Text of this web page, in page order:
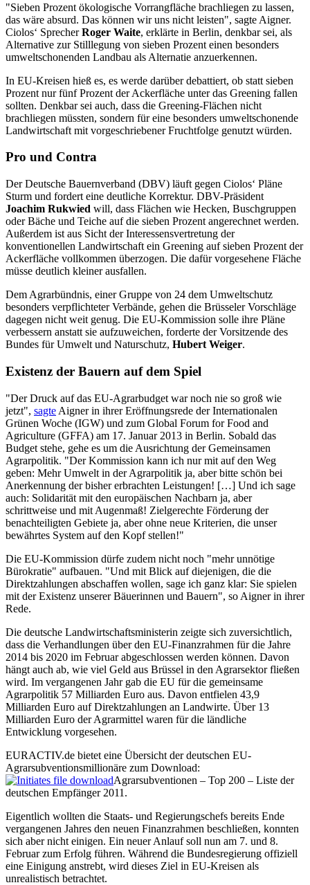
"Sieben Prozent ökologische Vorrangfläche brachliegen zu lassen,
das wäre absurd. Das können wir uns nicht leisten", sagte Aigner.
Ciolos‘ SprecherRoger Waite, erklärte in Berlin, denkbar sei, als
Alternative zur Stilllegung von sieben Prozent einen besonders
umweltschonenden Landbau als Alternatie anzuerkennen.
In EU-Kreisen hieß es, es werde darüber debattiert, ob statt sieben
Prozent nur fünf Prozent der Ackerfläche unter das Greening fallen
sollten. Denkbar sei auch, dass die Greening-Flächen nicht
brachliegen müssten, sondern für eine besonders umweltschonende
Landwirtschaft mit vorgeschriebener Fruchtfolge genutzt würden.
Pro und Contra
Der Deutsche Bauernverband (DBV) läuft gegen Ciolos‘ Pläne
Sturm und fordert eine deutliche Korrektur. DBV-Präsident
Joachim Rukwied will, dass Flächen wie Hecken, Buschgruppen
oder Bäche und Teiche auf die sieben Prozent angerechnet werden.
Außerdem ist aus Sicht der Interessensvertretung der
konventionellen Landwirtschaft ein Greening auf sieben Prozent der
Ackerfläche vollkommen überzogen. Die dafür vorgesehene Fläche
müsse deutlich kleiner ausfallen.
Dem Agrarbündnis, einer Gruppe von 24 dem Umweltschutz
besonders verpflichteter Verbände, gehen die Brüsseler Vorschläge
dagegen nicht weit genug. Die EU-Kommission solle ihre Pläne
verbessern anstatt sie aufzuweichen, forderte der Vorsitzende des
Bundes für Umwelt und Naturschutz, Hubert Weiger.
Existenz der Bauern auf dem Spiel
"Der Druck auf das EU-Agrarbudget war noch nie so groß wie
jetzt", sagte Aigner in ihrer Eröffnungsrede der Internationalen
Grünen Woche (IGW) und zum Global Forum for Food and
Agriculture (GFFA) am 17. Januar 2013 in Berlin. Sobald das
Budget stehe, gehe es um die Ausrichtung der Gemeinsamen
Agrarpolitik. "Der Kommission kann ich nur mit auf den Weg
geben: Mehr Umwelt in der Agrarpolitik ja, aber bitte schön bei
Anerkennung der bisher erbrachten Leistungen! […] Und ich sage
auch: Solidarität mit den europäischen Nachbarn ja, aber
schrittweise und mit Augenmaß! Zielgerechte Förderung der
benachteiligten Gebiete ja, aber ohne neue Kriterien, die unser
bewährtes System auf den Kopf stellen!"
Die EU-Kommission dürfe zudem nicht noch "mehr unnötige
Bürokratie" aufbauen. "Und mit Blick auf diejenigen, die die
Direktzahlungen abschaffen wollen, sage ich ganz klar: Sie spielen
mit der Existenz unserer Bäuerinnen und Bauern", so Aigner in ihrer
Rede.
Die deutsche Landwirtschaftsministerin zeigte sich zuversichtlich,
dass die Verhandlungen über den EU-Finanzrahmen für die Jahre
2014 bis 2020 im Februar abgeschlossen werden können. Davon
hängt auch ab, wie viel Geld aus Brüssel in den Agrarsektor fließen
wird. Im vergangenen Jahr gab die EU für die gemeinsame
Agrarpolitik 57 Milliarden Euro aus. Davon entfielen 43,9
Milliarden Euro auf Direktzahlungen an Landwirte. Über 13
Milliarden Euro der Agrarmittel waren für die ländliche
Entwicklung vorgesehen.
EURACTIV.de bietet eine Übersicht der deutschen EU-
Agrarsubventionsmillionäre zum Download:
Agrarsubventionen – Top 200 – Liste der
deutschen Empfänger 2011.
Eigentlich wollten die Staats- und Regierungschefs bereits Ende
vergangenen Jahres den neuen Finanzrahmen beschließen, konnten
sich aber nicht einigen. Ein neuer Anlauf soll nun am 7. und 8.
Februar zum Erfolg führen. Während die Bundesregierung offiziell
eine Einigung anstrebt, wird dieses Ziel in EU-Kreisen als
unrealistisch betrachtet.